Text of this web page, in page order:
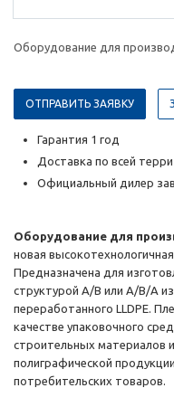
Оборудование для
ОТПРАВИТЬ ЗАЯВКУ
Гарантия 1 год
Доставка по всей
Официальный дилер
Оборудование для
новая
Предназначена для
структурой A/B или A/B/А из
переработанного LLDPE.
качестве упаковочного
строительных материалов
полиграфической
потребительских товаров.